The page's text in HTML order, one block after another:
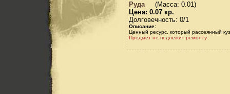
Руда
(Масса: 0.01)
Цена: 0.07 кр.
Долговечность: 0/1
Описание:
Ценный ресурс, который рассеянный
Предмет не подлежит ремонту